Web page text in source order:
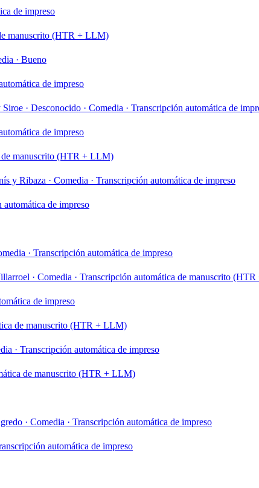
de impreso
manuscrito (HTR + LLM)
· Bueno
de impreso
Siroe · Desconocido · Comedia · Transcripción automática de
de impreso
de manuscrito (HTR + LLM)
y Ribaza · Comedia · Transcripción automática de impreso
automática de impreso
· Transcripción automática de impreso
· Comedia · Transcripción automática de manuscrito
de impreso
de manuscrito (HTR + LLM)
· Transcripción automática de impreso
de manuscrito (HTR + LLM)
· Comedia · Transcripción automática de impreso
automática de impreso